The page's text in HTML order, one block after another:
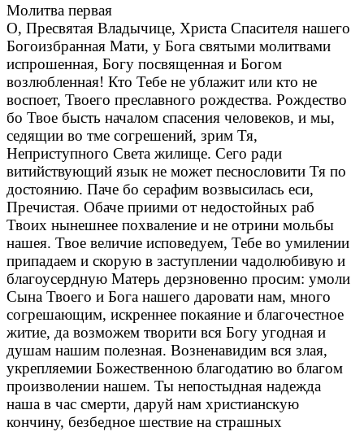
Молитва первая
О, Пресвятая Владычице, Христа Спасителя нашего
Богоизбранная Мати, у Бога святыми молитвами
испрошенная, Богу посвященная и Богом
возлюбленная! Кто Тебе не ублажит или кто не
воспоет, Твоего преславного рождества. Рождество
бо Твое бысть началом спасения человеков, и мы,
седящии во тме согрешений, зрим Тя,
Неприступного Света жилище. Сего ради
витийствующий язык не может песнословити Тя по
достоянию. Паче бо серафим возвысилась еси,
Пречистая. Обаче приими от недостойных раб
Твоих нынешнее похваление и не отрини мольбы
нашея. Твое величие исповедуем, Тебе во умилении
припадаем и скорую в заступлении чадолюбивую и
благоусердную Матерь дерзновенно просим: умоли
Сына Твоего и Бога нашего даровати нам, много
согрешающим, искреннее покаяние и благочестное
житие, да возможем творити вся Богу угодная и
душам нашим полезная. Возненавидим вся злая,
укрепляемии Божественною благодатию во благом
произволении нашем. Ты непостыдная надежда
наша в час смерти, даруй нам христианскую
кончину, безбедное шествие на страшных